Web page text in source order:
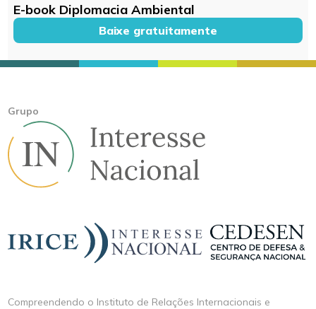
E-book Diplomacia Ambiental
Baixe gratuitamente
Grupo
Compreendendo o Instituto de Relações Internacionais e